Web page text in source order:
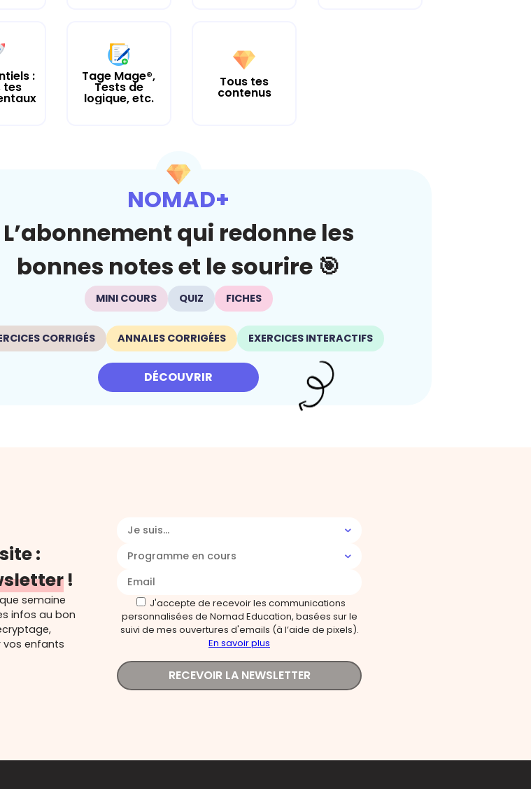
:
tes
Tage Mage®,
Tests de
logique, etc.
Tous tes
contenus
NOMAD+
L’abonnement qui redonne les
bonnes notes et le sourire 🎯
MINI COURS QUIZ FICHES
CORRIGÉS ANNALES CORRIGÉES EXERCICES INTERACTIFS
DÉCOUVRIR
:
!
semaine
infos au bon
enfants
Je suis...
Programme en cours
J'accepte de recevoir les communications
personnalisées de Nomad Education, basées sur le
suivi de mes ouvertures d'emails (à l’aide de pixels).
En savoir plus
RECEVOIR LA NEWSLETTER